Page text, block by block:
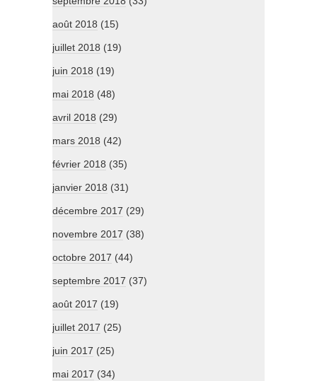
août 2018 (15)
juillet 2018 (19)
juin 2018 (19)
mai 2018 (48)
avril 2018 (29)
mars 2018 (42)
février 2018 (35)
janvier 2018 (31)
décembre 2017 (29)
novembre 2017 (38)
octobre 2017 (44)
septembre 2017 (37)
août 2017 (19)
juillet 2017 (25)
juin 2017 (25)
mai 2017 (34)